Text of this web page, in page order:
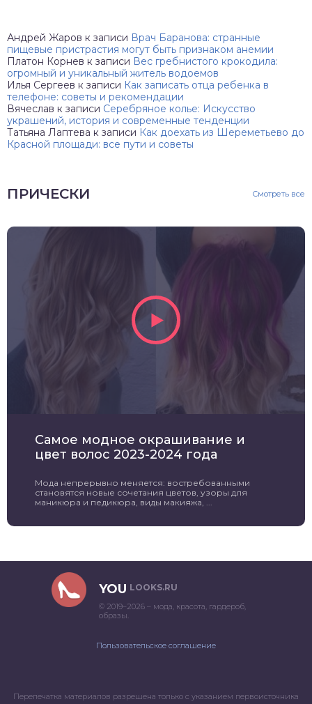
Андрей Жаров к записи Врач Баранова: странные
пищевые пристрастия могут быть признаком анемии
Платон Корнев к записи Вес гребнистого крокодила:
огромный и уникальный житель водоемов
Илья Сергеев к записи Как записать отца ребенка в
телефоне: советы и рекомендации
Вячеслав к записи Серебряное колье: Искусство
украшений, история и современные тенденции
Татьяна Лаптева к записи Как доехать из Шереметьево до
Красной площади: все пути и советы
ПРИЧЕСКИ Смотреть все
Самое модное окрашивание и
цвет волос 2023-2024 года
Мода непрерывно меняется: востребованными
становятся новые сочетания цветов, узоры для
маникюра и педикюра, виды макияжа, ...
YOU LOOKS.RU
© 2019–2026 – мода, красота, гардероб,
образы.
Пользовательское соглашение
Перепечатка материалов разрешена только с указанием первоисточника